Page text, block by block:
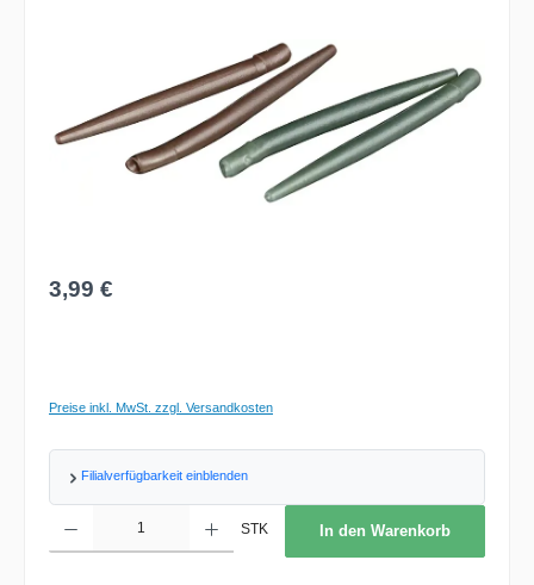
Regulärer Preis:
3,99 €
Preise inkl. MwSt. zzgl. Versandkosten
Filialverfügbarkeit einblenden
STK In den Warenkorb